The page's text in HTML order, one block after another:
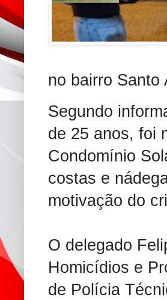
no bairro Santo
Segundo
de 25 anos, foi
Condomínio
costas e
motivação do
O delegado
Homicídios e
de Polícia